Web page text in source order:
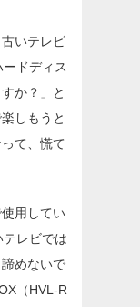
いテレビ
ドディス
か？」と
しもうと
て、慌て
用してい
レビでは
めないで
（HVL-R